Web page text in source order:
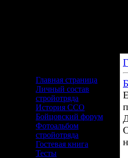
Главная страница
Личный состав
стройотряда
История ССО
Бойцовский форум
Фотоальбом
стройотряда
Гостевая книга
Тесты